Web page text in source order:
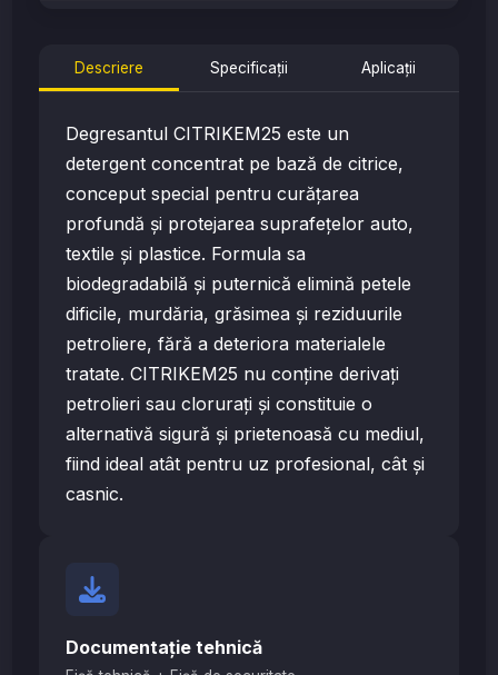
Descriere Specificații Aplicații
Degresantul CITRIKEM25 este un
detergent concentrat pe bază de citrice,
conceput special pentru curățarea
profundă și protejarea suprafețelor auto,
textile și plastice. Formula sa
biodegradabilă și puternică elimină petele
dificile, murdăria, grăsimea și reziduurile
petroliere, fără a deteriora materialele
tratate. CITRIKEM25 nu conține derivați
petrolieri sau clorurați și constituie o
alternativă sigură și prietenoasă cu mediul,
fiind ideal atât pentru uz profesional, cât și
casnic.
Documentație tehnică